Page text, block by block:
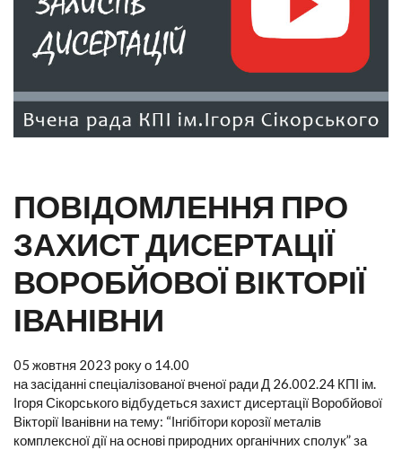
ПОВІДОМЛЕННЯ ПРО
ЗАХИСТ ДИСЕРТАЦІЇ
ВОРОБЙОВОЇ ВІКТОРІЇ
ІВАНІВНИ
05 жовтня 2023 року о 14.00
на засіданні спеціалізованої вченої ради Д 26.002.24 КПІ ім.
Ігоря Сікорського відбудеться захист дисертації Воробйової
Вікторії Іванівни на тему: “Інгібітори корозії металів
комплексної дії на основі природних органічних сполук” за